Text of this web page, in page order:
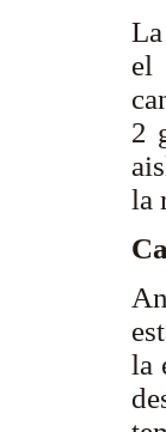
el
2
la
la